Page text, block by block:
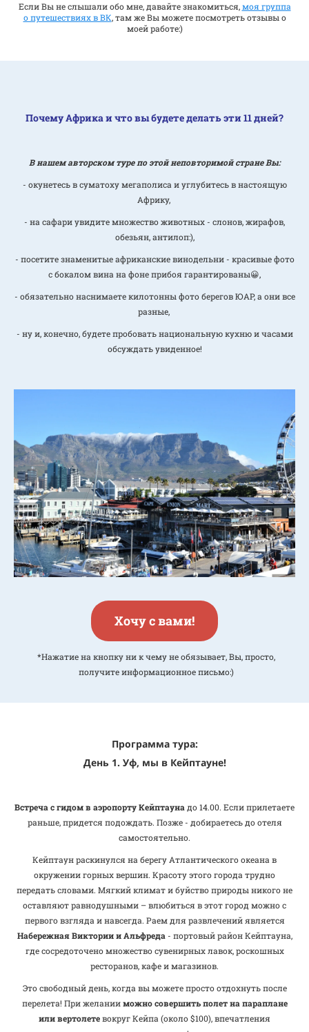
Если Вы не слышали обо мне, давайте знакомиться,моя группа
о путешествиях в ВК, там же Вы можете посмотреть отзывы о
моей работе:)
Почему Африка и что вы будете делать эти 11 дней?
В нашем авторском туре по этой неповторимой стране Вы:
- окунетесь в суматоху мегаполиса и углубитесь в настоящую
Африку,
- на сафари увидите множество животных - слонов, жирафов,
обезьян, антилоп:),
- посетите знаменитые африканские винодельни - красивые фото
с бокалом вина на фоне прибоя гарантированы😀,
- обязательно наснимаете килотонны фото берегов ЮАР, а они все
разные,
- ну и, конечно, будете пробовать национальную кухню и часами
обсуждать увиденное!
Хочу с вами!
*Нажатие на кнопку ни к чему не обязывает, Вы, просто,
получите информационное письмо:)
Программа тура:
День 1. Уф, мы в Кейптауне!
Встреча с гидом в аэропорту Кейптауна до 14.00. Если прилетаете
раньше, придется подождать. Позже - добираетесь до отеля
самостоятельно.
Кейптаун раскинулся на берегу Атлантического океана в
окружении горных вершин. Красоту этого города трудно
передать словами. Мягкий климат и буйство природы никого не
оставляют равнодушными – влюбиться в этот город можно с
первого взгляда и навсегда. Раем для развлечений является
Набережная Виктории и Альфреда - портовый район Кейптауна,
где сосредоточено множество сувенирных лавок, роскошных
ресторанов, кафе и магазинов.
Это свободный день, когда вы можете просто отдохнуть после
перелета! При желанииможно совершить полет на параплане
или вертолетевокруг Кейпа (около $100), впечатления